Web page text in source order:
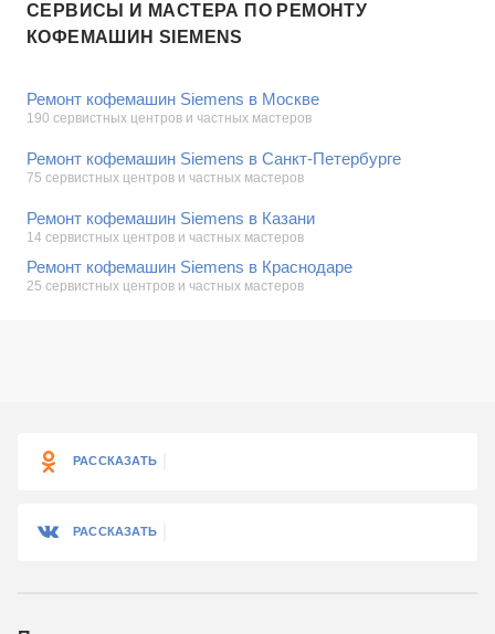
СЕРВИСЫ И МАСТЕРА ПО РЕМОНТУ
КОФЕМАШИН SIEMENS
Ремонт кофемашин Siemens в Москве
190 сервистных центров и частных мастеров
Ремонт кофемашин Siemens в Санкт-Петербурге
75 сервистных центров и частных мастеров
Ремонт кофемашин Siemens в Казани
14 сервистных центров и частных мастеров
Ремонт кофемашин Siemens в Краснодаре
25 сервистных центров и частных мастеров
РАССКАЗАТЬ
РАССКАЗАТЬ